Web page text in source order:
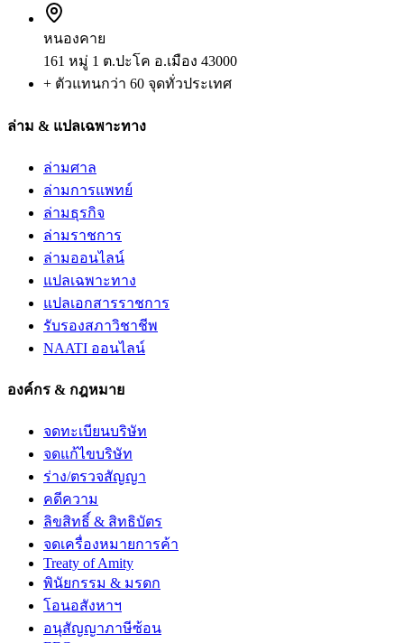
หนองคาย
161 หมู่ 1 ต.ปะโค อ.เมือง 43000
+ ตัวแทนกว่า 60 จุดทั่วประเทศ
ล่าม & แปลเฉพาะทาง
ล่ามศาล
ล่ามการแพทย์
ล่ามธุรกิจ
ล่ามราชการ
ล่ามออนไลน์
แปลเฉพาะทาง
แปลเอกสารราชการ
รับรองสภาวิชาชีพ
NAATI ออนไลน์
องค์กร & กฎหมาย
จดทะเบียนบริษัท
จดแก้ไขบริษัท
ร่าง/ตรวจสัญญา
คดีความ
ลิขสิทธิ์ & สิทธิบัตร
จดเครื่องหมายการค้า
Treaty of Amity
พินัยกรรม & มรดก
โอนอสังหาฯ
อนุสัญญาภาษีซ้อน